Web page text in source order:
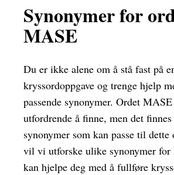
Synonymer for
MASE
Du er ikke alene om å stå fast på
kryssordoppgave og trenge hjelp
passende synonymer. Ordet
utfordrende å finne, men det
synonymer som kan passe til
vil vi utforske ulike synonymer
kan hjelpe deg med å fullføre